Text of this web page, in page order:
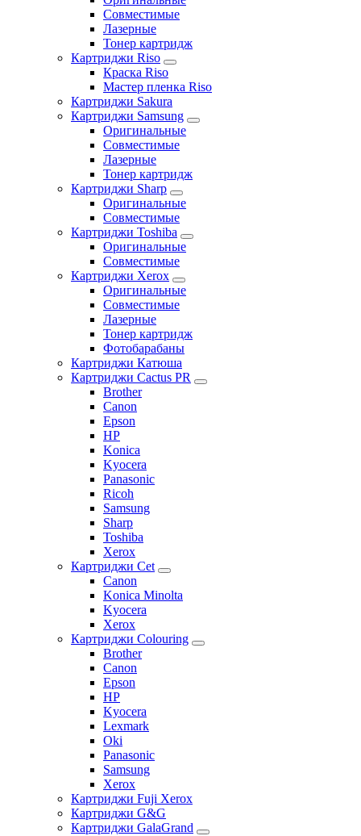
Совместимые
Лазерные
Тонер картридж
Картриджи Riso
Краска Riso
Мастер пленка Riso
Картриджи Sakura
Картриджи Samsung
Оригинальные
Совместимые
Лазерные
Тонер картридж
Картриджи Sharp
Оригинальные
Совместимые
Картриджи Toshiba
Оригинальные
Совместимые
Картриджи Xerox
Оригинальные
Совместимые
Лазерные
Тонер картридж
Фотобарабаны
Картриджи Катюша
Картриджи Cactus PR
Brother
Canon
Epson
HP
Konica
Kyocera
Panasonic
Ricoh
Samsung
Sharp
Toshiba
Xerox
Картриджи Cet
Canon
Konica Minolta
Kyocera
Xerox
Картриджи Colouring
Brother
Canon
Epson
HP
Kyocera
Lexmark
Oki
Panasonic
Samsung
Xerox
Картриджи Fuji Xerox
Картриджи G&G
Картриджи GalaGrand